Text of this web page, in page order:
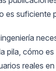
es suficiente
pila, cómo
reales